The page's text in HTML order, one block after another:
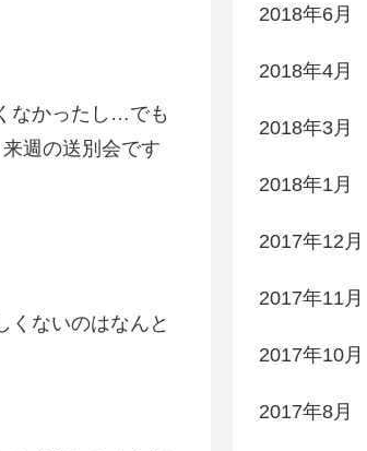
なかったし…でも
週の送別会です
くないのはなんと
2018年6月
2018年4月
2018年3月
2018年1月
2017年12月
2017年11月
2017年10月
2017年8月